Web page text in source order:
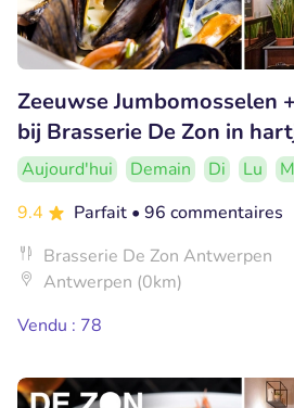
Zeeuwse Jumbomosselen
bij Brasserie De Zon in
Aujourd'hui Demain Di Lu
9.4
Parfait • 96 commentaires
Brasserie De Zon Antwerpen
Antwerpen (0km)
Vendu : 78